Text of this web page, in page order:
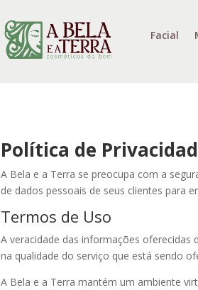
Facial
Política de
A Bela e a Terra se preocupa com a
de dados pessoais de seus clientes para
Termos de Uso
A veracidade das informações oferecidas
na qualidade do serviço que está sendo
A Bela e a Terra mantém um ambiente